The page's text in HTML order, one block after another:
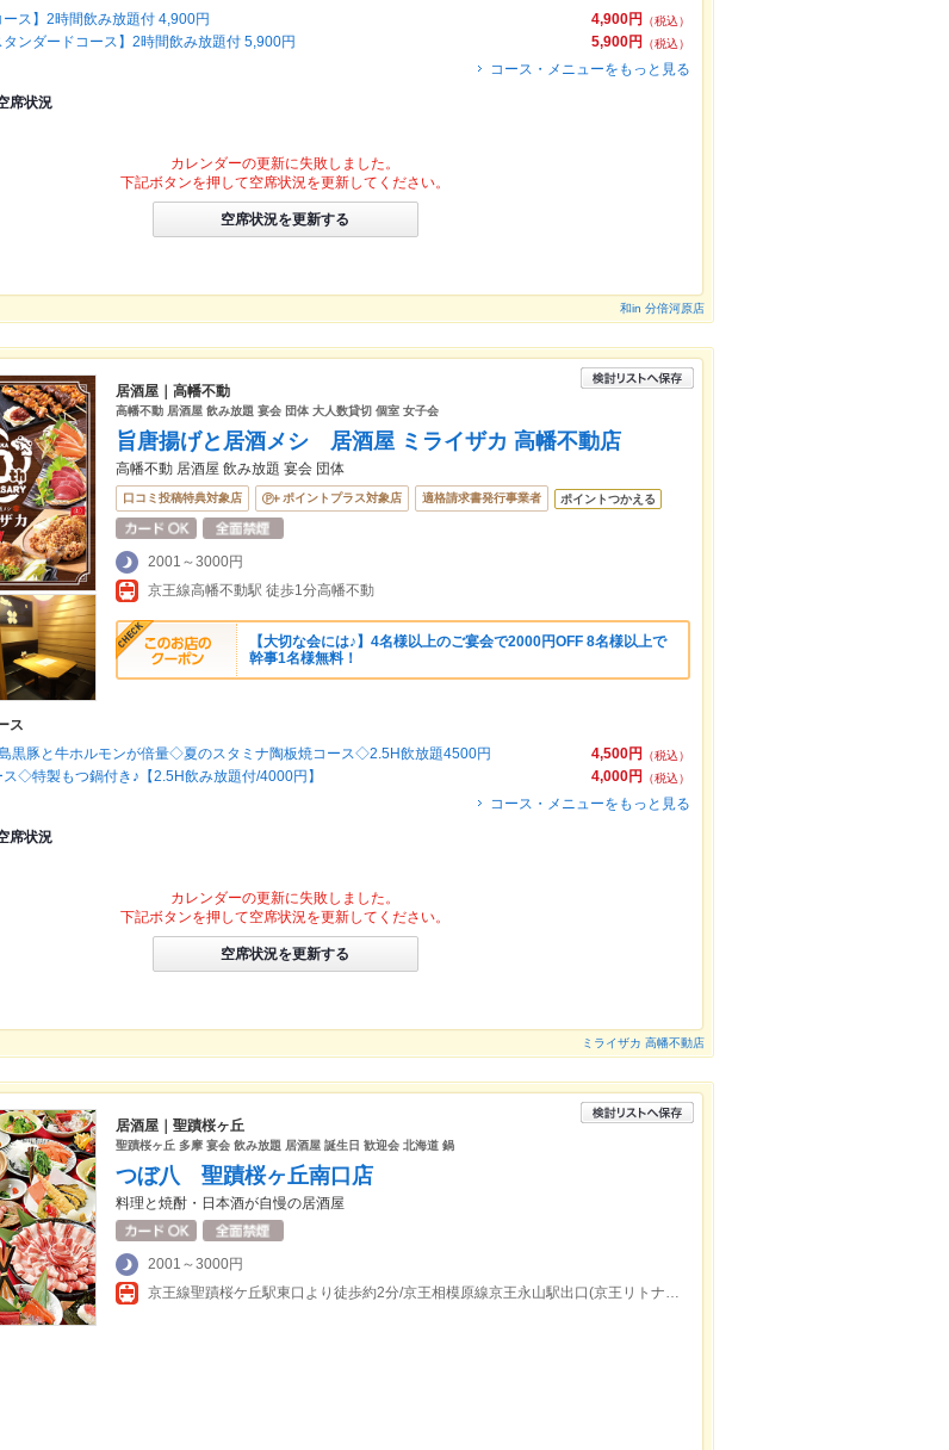
4,900円
（税込）
ース】2時間飲み放題付 4,900円
5,900円
（税込）
タンダードコース】2時間飲み放題付 5,900円
コース・メニューをもっと見る
席状況
カレンダーの更新に失敗しました。
下記ボタンを押して空席状況を更新してください。
空席状況を更新する
和in 分倍河原店
居酒屋｜高幡不動
高幡不動 居酒屋 飲み放題 宴会 団体 大人数貸切 個室 女子会
旨唐揚げと居酒メシ 居酒屋 ミライザカ 高幡不動店
高幡不動 居酒屋 飲み放題 宴会 団体
口コミ投稿特典対象店 ポイントプラス対象店 適格請求書発行事業者 ポイントつかえる
2001～3000円
京王線高幡不動駅 徒歩1分高幡不動
【大切な会には♪】4名様以上のご宴会で2000円OFF 8名様以上で
幹事1名様無料！
ス
4,500円
（税込）
黒豚と牛ホルモンが倍量◇夏のスタミナ陶板焼コース◇2.5H飲放題4500円
4,000円
（税込）
◇特製もつ鍋付き♪【2.5H飲み放題付/4000円】
コース・メニューをもっと見る
席状況
カレンダーの更新に失敗しました。
下記ボタンを押して空席状況を更新してください。
空席状況を更新する
ミライザカ 高幡不動店
居酒屋｜聖蹟桜ヶ丘
聖蹟桜ヶ丘 多摩 宴会 飲み放題 居酒屋 誕生日 歓迎会 北海道 鍋
つぼ八 聖蹟桜ヶ丘南口店
料理と焼酎・日本酒が自慢の居酒屋
2001～3000円
京王線聖蹟桜ケ丘駅東口より徒歩約2分/京王相模原線京王永山駅出口(京王リトナード東側)より徒歩約47分